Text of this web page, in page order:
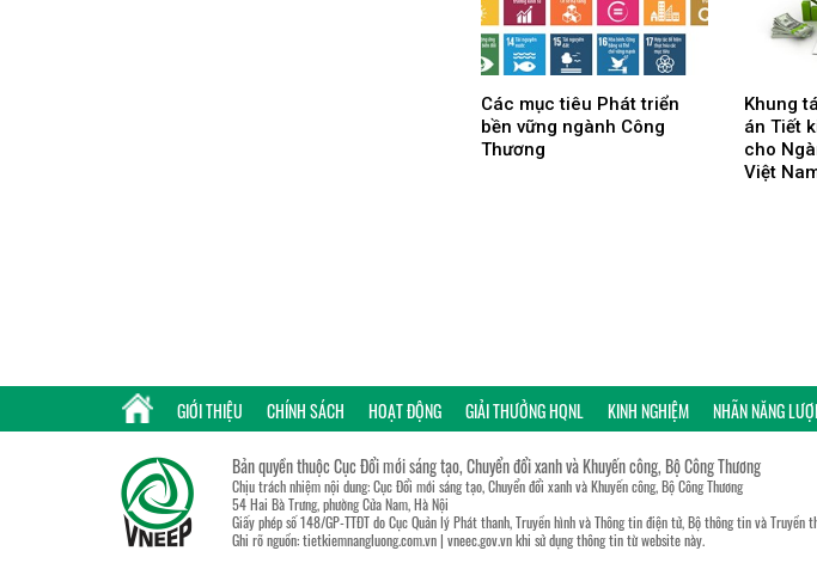
Các mục tiêu Phát triển
bền vững ngành Công
Thương
Khung
án Tiết
cho
Việt
GIỚI THIỆU CHÍNH SÁCH HOẠT ĐỘNG GIẢI THƯỞNG HQNL KINH NGHIỆM NHÃN NĂNG
Bản quyền thuộc Cục Đổi mới sáng tạo, Chuyển đổi xanh và Khuyến công, Bộ Công Thương
Chịu trách nhiệm nội dung: Cục Đổi mới sáng tạo, Chuyển đổi xanh và Khuyến công, Bộ Công Thương
54 Hai Bà Trưng, phường Cửa Nam, Hà Nội
Giấy phép số 148/GP-TTĐT do Cục Quản lý Phát thanh, Truyền hình và Thông tin điện tử, Bộ thông tin và
Ghi rõ nguồn:tietkiemnangluong.com.vn|vneec.gov.vnkhi sử dụng thông tin từ website này.